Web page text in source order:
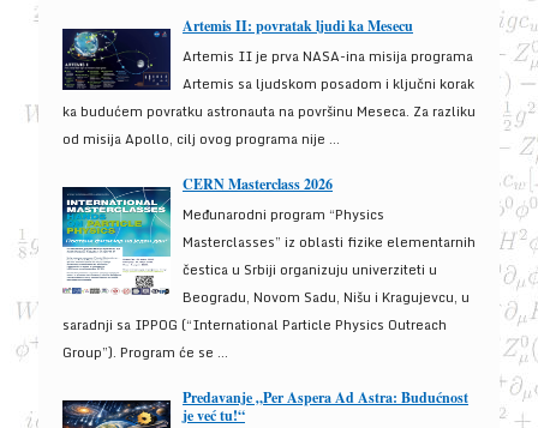
Artemis II: povratak ljudi ka Mesecu
Artemis II je prva NASA-ina misija programa
Artemis sa ljudskom posadom i ključni korak
ka budućem povratku astronauta na površinu Meseca. Za razliku
od misija Apollo, cilj ovog programa nije ...
CERN Masterclass 2026
Međunarodni program “Physics
Masterclasses” iz oblasti fizike elementarnih
čestica u Srbiji organizuju univerziteti u
Beogradu, Novom Sadu, Nišu i Kragujevcu, u
saradnji sa IPPOG (“International Particle Physics Outreach
Group”). Program će se ...
Predavanje „Per Aspera Ad Astra: Budućnost
je već tu!“